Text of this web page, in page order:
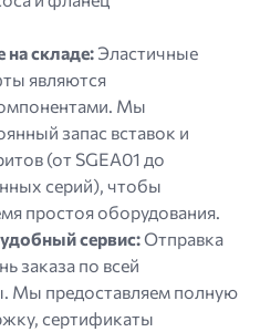
на складе: Эластичные
являются
Мы
запас вставок и
(от SGEA01 до
серий), чтобы
простоя оборудования.
сервис:Отправка
заказа по всей
Мы предоставляем полную
сертификаты